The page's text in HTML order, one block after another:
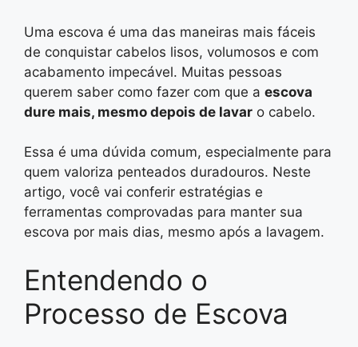
Uma escova é uma das maneiras mais fáceis
de conquistar cabelos lisos, volumosos e com
acabamento impecável. Muitas pessoas
querem saber como fazer com que a escova
dure mais, mesmo depois de lavar o cabelo.
Essa é uma dúvida comum, especialmente para
quem valoriza penteados duradouros. Neste
artigo, você vai conferir estratégias e
ferramentas comprovadas para manter sua
escova por mais dias, mesmo após a lavagem.
Entendendo o
Processo de Escova